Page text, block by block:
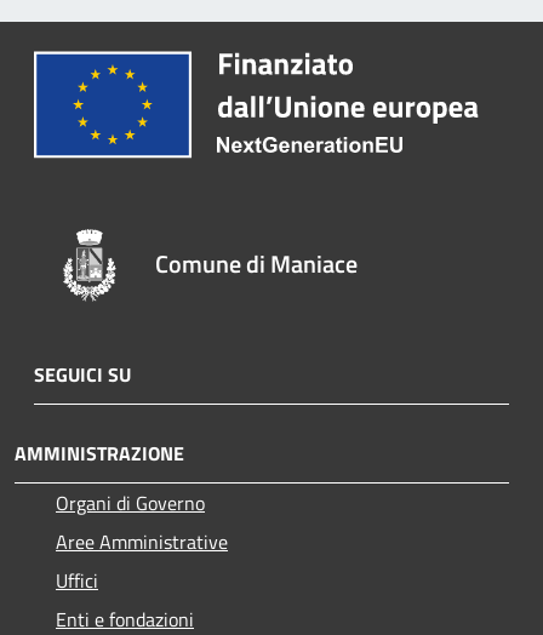
Comune di Maniace
SEGUICI SU
AMMINISTRAZIONE
Organi di Governo
Aree Amministrative
Uffici
Enti e fondazioni